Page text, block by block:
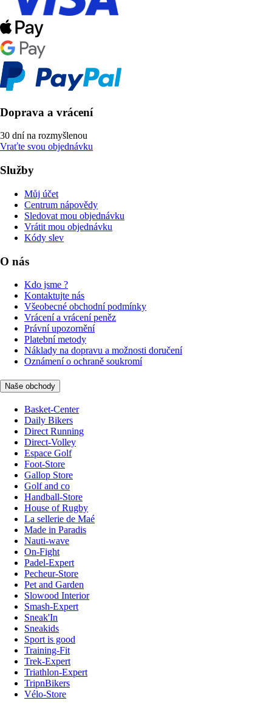
Doprava a vrácení
30 dní na rozmyšlenou
Vraťte svou objednávku
Služby
Můj účet
Centrum nápovědy
Sledovat mou objednávku
Vrátit mou objednávku
Kódy slev
O nás
Kdo jsme ?
Kontaktujte nás
Všeobecné obchodní podmínky
Vrácení a vrácení peněz
Právní upozornění
Platební metody
Náklady na dopravu a možnosti doručení
Oznámení o ochraně soukromí
Naše obchody
Basket-Center
Daily Bikers
Direct Running
Direct-Volley
Espace Golf
Foot-Store
Gallop Store
Golf and co
Handball-Store
House of Rugby
La sellerie de Maé
Made in Paradis
Nauti-wave
On-Fight
Padel-Expert
Pecheur-Store
Pet and Garden
Slowood Interior
Smash-Expert
Sneak'In
Sneakids
Sport is good
Training-Fit
Trek-Expert
Triathlon-Expert
TripnBikers
Vélo-Store